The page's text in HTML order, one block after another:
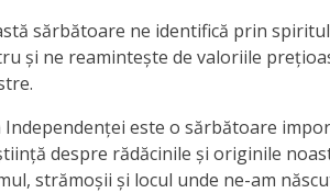
sărbătoare ne identifică prin
și ne reamintește de valoriile
Independenței este o sărbătoare
despre rădăcinile și originile
strămoșii și locul unde ne-am